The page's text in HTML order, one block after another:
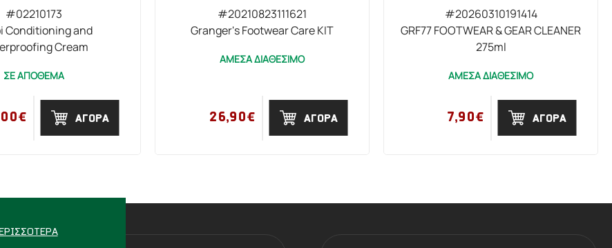
#02210173
Conditioning and
Cream
ΣΕ ΑΠΟΘΕΜΑ
ΑΓΟΡΑ
#20210823111621
Granger's Footwear Care KIT
ΑΜΕΣΑ ΔΙΑΘΕΣΙΜΟ
26,90€ ΑΓΟΡΑ
#20260310191414
GRF77 FOOTWEAR & GEAR CLEANER
275ml
ΑΜΕΣΑ ΔΙΑΘΕΣΙΜΟ
7,90€ ΑΓΟΡΑ